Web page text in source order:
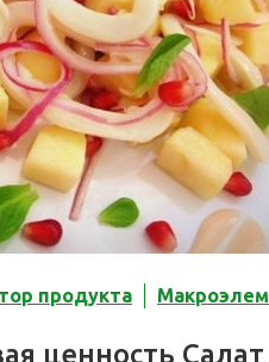
продукта
ценность